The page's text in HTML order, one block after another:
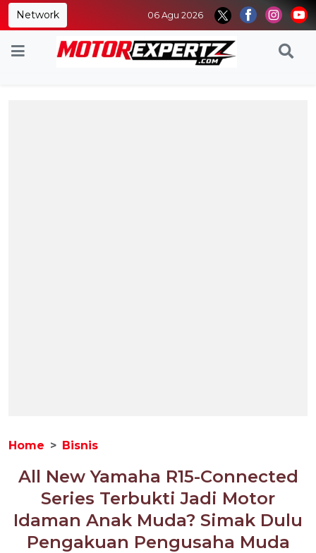
Network 06 Agu 2026
Home Bisnis
All New Yamaha R15-Connected
Series Terbukti Jadi Motor
Idaman Anak Muda? Simak Dulu
Pengakuan Pengusaha Muda